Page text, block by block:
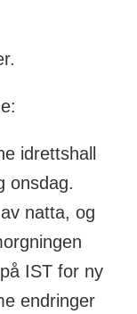
idrettshall
onsdag.
natta, og
IST for ny
endringer